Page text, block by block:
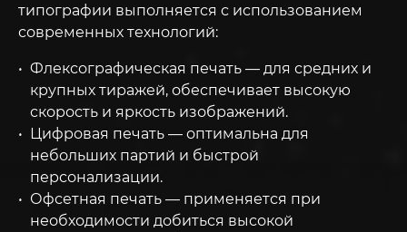
типографии выполняется с использованием
современных технологий:
Флексографическая печать — для средних и
крупных тиражей, обеспечивает высокую
скорость и яркость изображений.
Цифровая печать — оптимальна для
небольших партий и быстрой
персонализации.
Офсетная печать — применяется при
необходимости добиться высокой